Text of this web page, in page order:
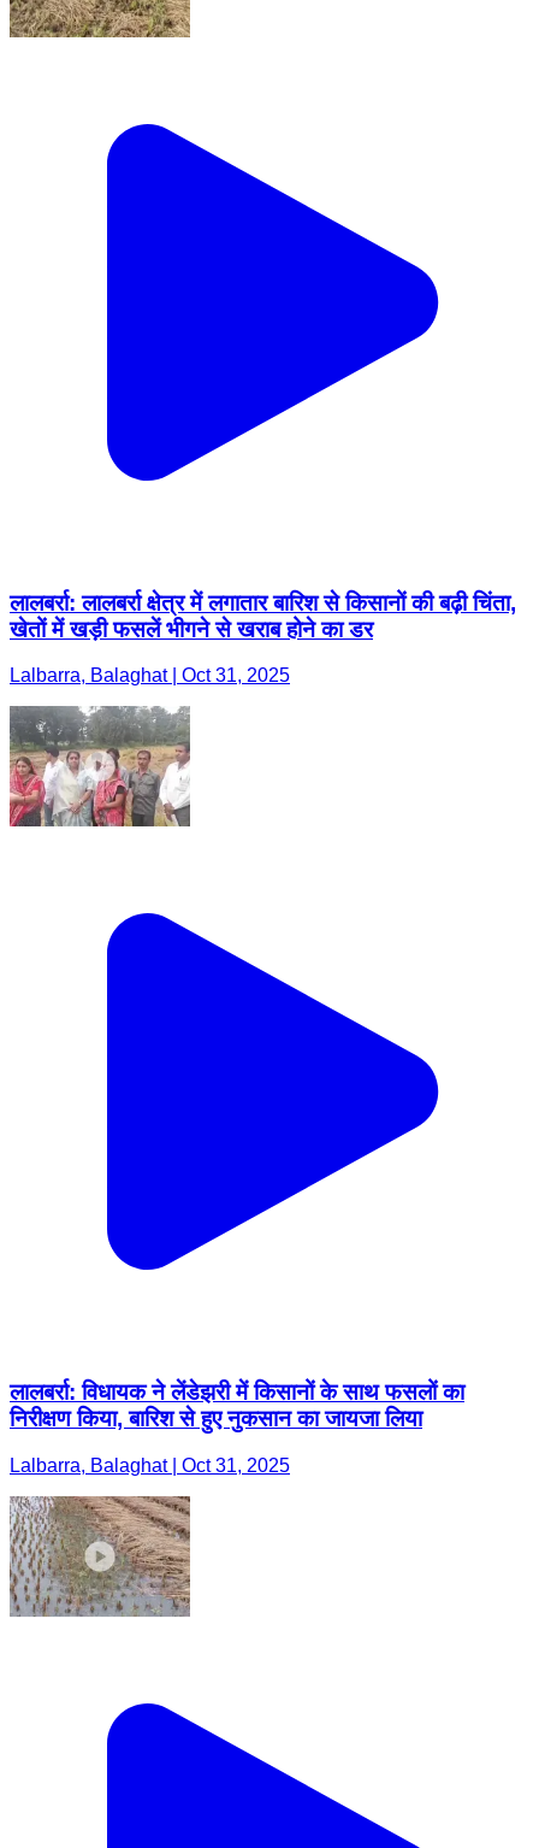
लालबर्रा: लालबर्रा क्षेत्र में लगातार बारिश से किसानों की बढ़ी चिंता,
खेतों में खड़ी फसलें भीगने से खराब होने का डर
Lalbarra, Balaghat | Oct 31, 2025
लालबर्रा: विधायक ने लेंडेझरी में किसानों के साथ फसलों का
निरीक्षण किया, बारिश से हुए नुकसान का जायजा लिया
Lalbarra, Balaghat | Oct 31, 2025